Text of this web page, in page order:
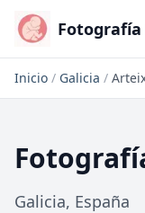
Fotografía
Inicio / Galicia /
Galicia, España